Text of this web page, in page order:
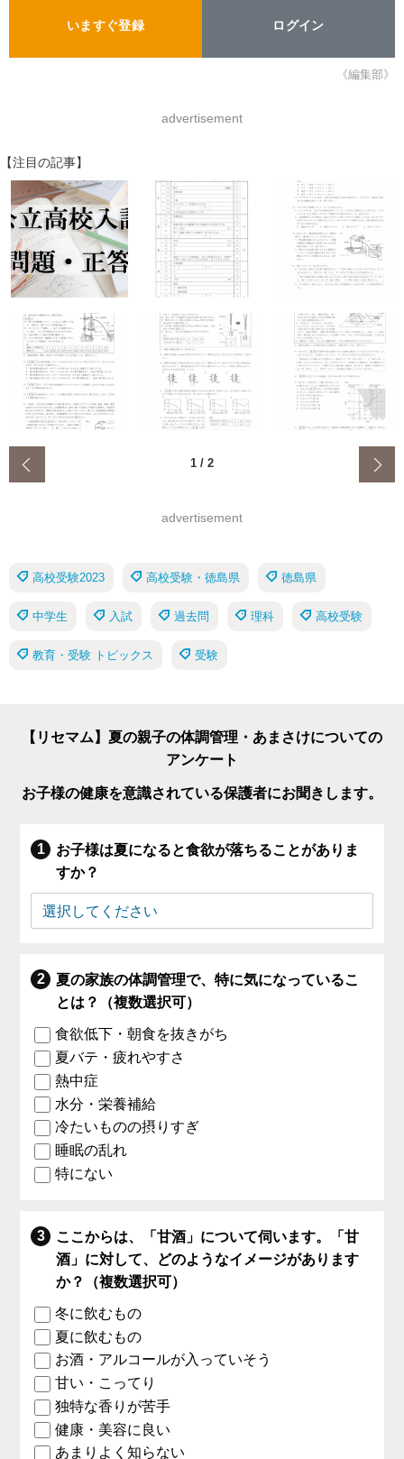
いますぐ登録 ログイン
《編集部》
advertisement
【注目の記事】
1 / 2
advertisement
高校受験2023 高校受験・徳島県 徳島県
中学生 入試 過去問 理科 高校受験
教育・受験 トピックス 受験
【リセマム】夏の親子の体調管理・あまさけについての
アンケート
お子様の健康を意識されている保護者にお聞きします。
お子様は夏になると食欲が落ちることがありま
すか？
夏の家族の体調管理で、特に気になっているこ
とは？（複数選択可）
食欲低下・朝食を抜きがち
夏バテ・疲れやすさ
熱中症
水分・栄養補給
冷たいものの摂りすぎ
睡眠の乱れ
特にない
ここからは、「甘酒」について伺います。「甘
酒」に対して、どのようなイメージがあります
か？（複数選択可）
冬に飲むもの
夏に飲むもの
お酒・アルコールが入っていそう
甘い・こってり
独特な香りが苦手
健康・美容に良い
あまりよく知らない